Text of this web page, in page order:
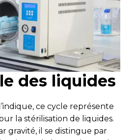
des liquides
ce cycle représente
la stérilisation de liquides.
gravité, il se distingue par